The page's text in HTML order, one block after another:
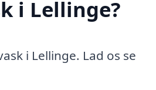
i Lellinge?
i Lellinge. Lad os se